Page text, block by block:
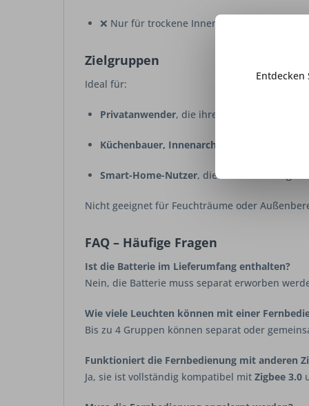
❌ Nur für trockene Innenräume (IP20)
Zielgruppen
Ideal für:
Privatanwender, die ihre LED-Beleuchtung
Küchenbauer, Innenarchitekten und
Smart-Home-Nutzer, die bestehende
Nicht geeignet für Feuchträume oder
FAQ – Häufige Fragen
Ist die Batterie im Lieferumfang enthalten?
Nein, die Batterie muss separat erworben
Wie viele Leuchten können mit einer
Bis zu 4 Gruppen können separat oder
Funktioniert die Fernbedienung mit anderen
Ja, sie ist vollständig kompatibel mit Zigbee 3.0
Entdecken